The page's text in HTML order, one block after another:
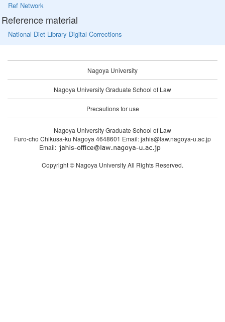
Ref Network
Reference material
National Diet Library Digital Corrections
Nagoya University
Nagoya University Graduate School of Law
Precautions for use
Nagoya University Graduate School of Law
Furo-cho Chikusa-ku Nagoya 4648601 Email: jahis@law.nagoya-u.ac.jp
Email:
Copyright © Nagoya University All Rights Reserved.